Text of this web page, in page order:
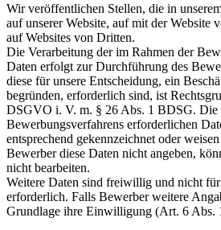
Wir veröffentlichen Stellen, die in
auf unserer Website, auf mit der Website
auf Websites von Dritten.
Die Verarbeitung der im Rahmen der
Daten erfolgt zur Durchführung des
diese für unsere Entscheidung, ein
begründen, erforderlich sind, ist
DSGVO i. V. m. § 26 Abs. 1 BDSG. Die
Bewerbungsverfahrens erforderlichen
entsprechend gekennzeichnet oder
Bewerber diese Daten nicht angeben,
nicht bearbeiten.
Weitere Daten sind freiwillig und nicht
erforderlich. Falls Bewerber weitere
Grundlage ihre Einwilligung (Art. 6 Abs.